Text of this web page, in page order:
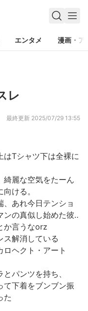
エンタメ 漫画・ア
レ
最終更新 2025/07/29 13:55
はTシャツ下は全裸に
綺麗な空気をたーん
ける。
、あれ今日テンショ
ンの真似し始めた彼‥
か言うなorz
ス解消している
ヘクト・アート
パンツを持ち、
て下着をブンブン振
た